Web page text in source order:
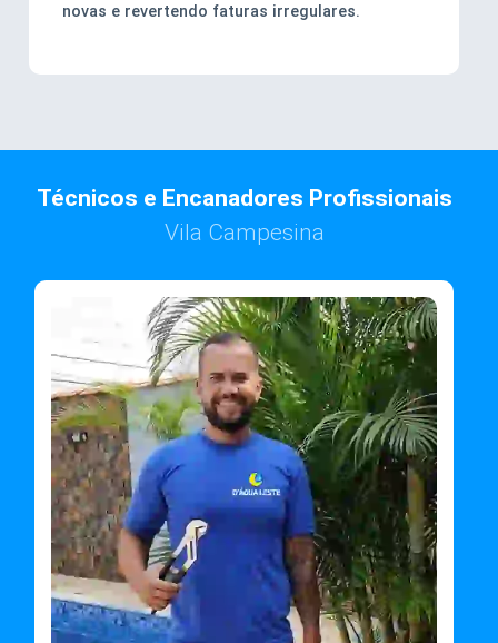
novas e revertendo faturas irregulares.
Técnicos e Encanadores Profissionais
Vila Campesina